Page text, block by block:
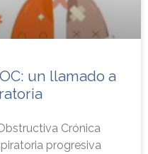
un llamado a
Crónica
progresiva